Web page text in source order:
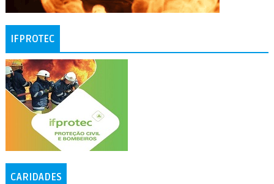
IFPROTEC
CARIDADES